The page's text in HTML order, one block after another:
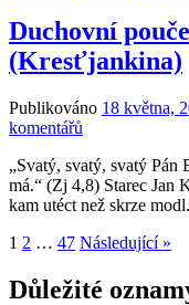
Duchovní
(Kresťjankina)
Publikováno 18 května,
komentářů
„Svatý, svatý, svatý
má.“ (Zj 4,8) Starec Jan
kam utéct než skrze
Stránkování
příspěvků
1 2 … 47 Následující »
Důležité